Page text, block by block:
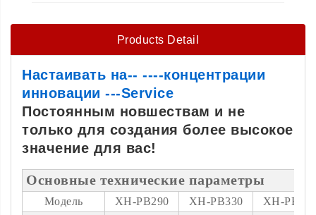
Products Detail
Настаивать на-- ----концентрации
инновации ---Service
Постоянным новшествам и не
только для создания более высокое
значение для вас!
Основные технические параметры
Модель XH-PB290 XH-PB330
XH-